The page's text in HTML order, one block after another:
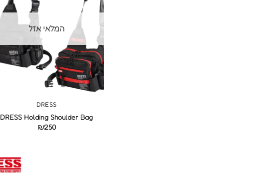
המלאי אזל
DRESS
DRESS Holding Shoulder Bag
₪250